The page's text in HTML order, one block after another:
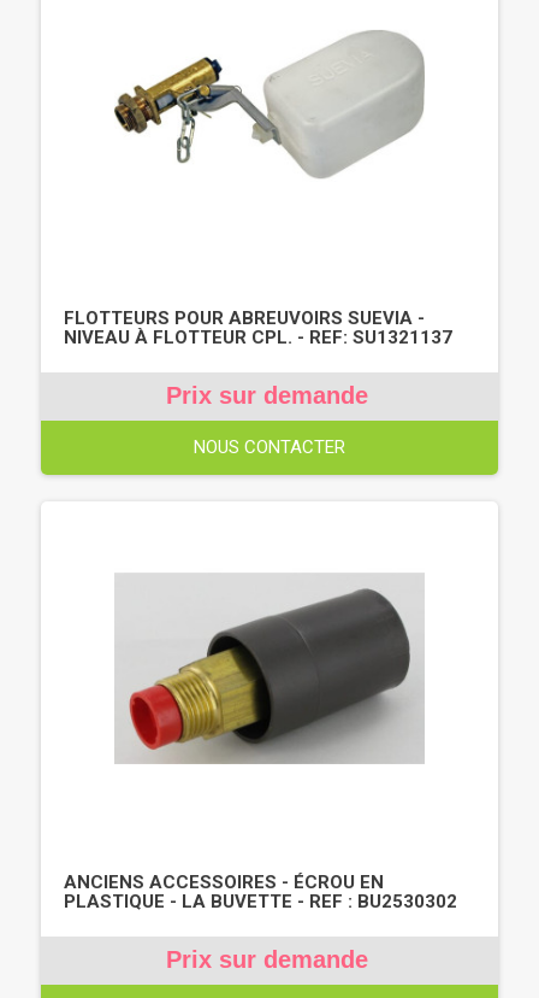
FLOTTEURS POUR ABREUVOIRS SUEVIA -
NIVEAU À FLOTTEUR CPL. - REF: SU1321137
Prix sur demande
NOUS CONTACTER
ANCIENS ACCESSOIRES - ÉCROU EN
PLASTIQUE - LA BUVETTE - REF : BU2530302
Prix sur demande